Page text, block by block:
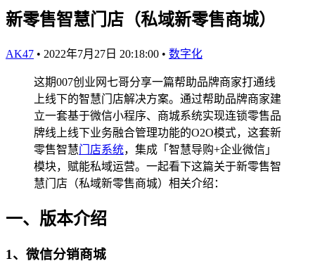
新零售智慧门店（​私域新零售商城）
AK47 • 2022年7月27日 20:18:00 • 数字化
这期007创业网七哥分享一篇帮助品牌商家打通线
上线下的智慧门店解决方案。通过帮助品牌商家建
立一套基于微信小程序、商城系统实现连锁零售品
牌线上线下业务融合管理功能的O2O模式，这套新
零售智慧门店系统，集成「智慧导购+企业微信」
模块，赋能私域运营。一起看下这篇关于新零售智
慧门店（​私域新零售商城）相关介绍：
一、版本介绍
1、微信分销商城